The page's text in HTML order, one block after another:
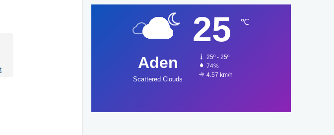
Aden
Scattered Clouds
25 ℃
25º - 25º
74%
4.57 km/h